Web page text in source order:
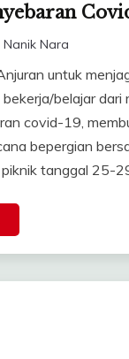
Nanik Nara
untuk
belajar dari
covid-19,
bepergian
piknik tanggal 25-